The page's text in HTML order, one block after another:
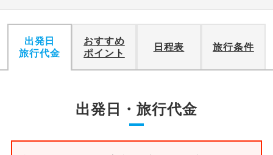
出発日
旅行代金
おすすめ
ポイント
日程表 旅行条件
出発日・旅行代金